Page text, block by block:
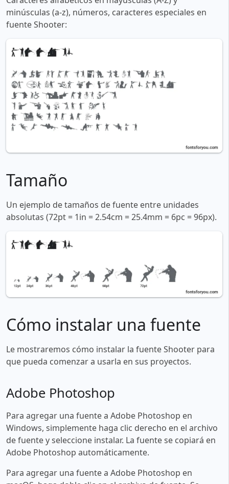
minúsculas (a-z), números, caracteres especiales en
fuente Shooter:
Tamaño
Un ejemplo de tamaños de fuente entre unidades
absolutas (72pt = 1in = 2.54cm = 25.4mm = 6pc = 96px).
Cómo instalar una fuente
Le mostraremos cómo instalar la fuente Shooter para
que pueda comenzar a usarla en sus proyectos.
Adobe Photoshop
Para agregar una fuente a Adobe Photoshop en
Windows, simplemente haga clic derecho en el archivo
de fuente y seleccione instalar. La fuente se copiará en
Adobe Photoshop automáticamente.
Para agregar una fuente a Adobe Photoshop en